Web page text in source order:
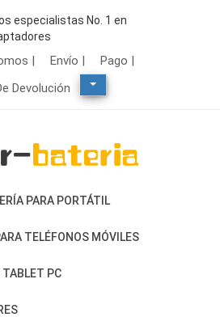
especialistas No. 1 en
| Envío |
Pago |
Devolución
PARA PORTÁTIL
TELÉFONOS MÓVILES
TABLET PC